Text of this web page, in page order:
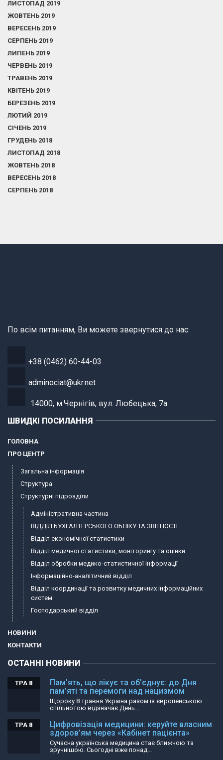
ЛИСТОПАД 2019
ЖОВТЕНЬ 2019
ВЕРЕСЕНЬ 2019
СЕРПЕНЬ 2019
ЛИПЕНЬ 2019
ЧЕРВЕНЬ 2019
ТРАВЕНЬ 2019
КВІТЕНЬ 2019
БЕРЕЗЕНЬ 2019
ЛЮТИЙ 2019
СІЧЕНЬ 2019
ГРУДЕНЬ 2018
ЛИСТОПАД 2018
ЖОВТЕНЬ 2018
ВЕРЕСЕНЬ 2018
СЕРПЕНЬ 2018
По всім питанням, Ви можете звернутися до нас:
+38 (0462) 60-44-03
adminociat@ukr.net
14000, м.Чернігів, вул. Любецька, 7а
ШВИДКІ ПОСИЛАННЯ
ГОЛОВНА
ПРО ЦЕНТР
Загальна інформація
Структура
Структурні підрозділи
Адміністративна частина
ВІДДІЛ БУХГАЛТЕРСЬКОГО ОБЛІКУ ТА ЗВІТНОСТІ
Відділ економічної статистики
Відділ медичної статистики, моніторингу та оцінки
Відділ обробки медико-статистичної інформації
Інформаційно-аналітичний відділ
Відділ координації та розвитку медичних інформаційних
систем
Господарський відділ
НОВИНИ
КОНТАКТИ
ОСТАННІ НОВИНИ
Пам’ять, що лікує та об’єднує: до Дня
пам’яті та перемоги над нацизмом
ТРА 8
Щороку 8 травня Україна разом із європейською
спільнотою відзначає День...
Цифровізація медицини: керуйте власним
здоров’ям через «Кабінет пацієнта»
ТРА 8
Сучасна українська медицина стає ближчою та
зручнішою. Сьогодні вже понад...